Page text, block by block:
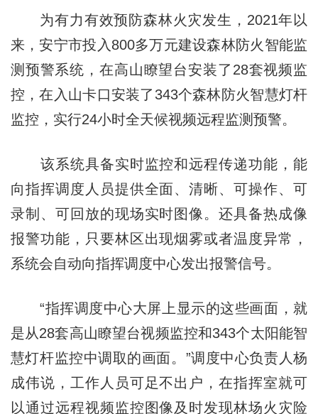
为有力有效预防森林火灾发生，2021年以
来，安宁市投入800多万元建设森林防火智能监
测预警系统，在高山瞭望台安装了28套视频监
控，在入山卡口安装了343个森林防火智慧灯杆
监控，实行24小时全天候视频远程监测预警。
该系统具备实时监控和远程传递功能，能
向指挥调度人员提供全面、清晰、可操作、可
录制、可回放的现场实时图像。还具备热成像
报警功能，只要林区出现烟雾或者温度异常，
系统会自动向指挥调度中心发出报警信号。
“指挥调度中心大屏上显示的这些画面，就
是从28套高山瞭望台视频监控和343个太阳能智
慧灯杆监控中调取的画面。”调度中心负责人杨
成伟说，工作人员可足不出户，在指挥室就可
以通过远程视频监控图像及时发现林场火灾险